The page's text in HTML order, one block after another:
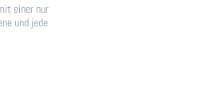
einer nur
und jede